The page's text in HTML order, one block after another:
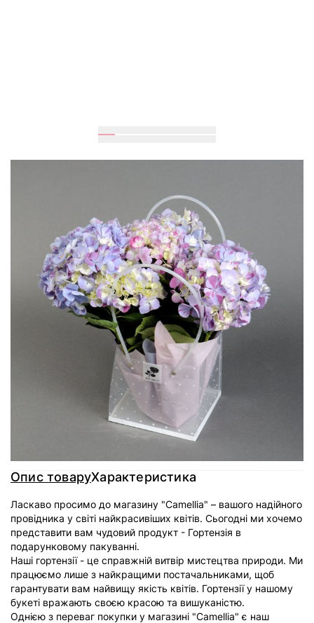
1 999 грн
Опис товаруХарактеристика
Ласкаво просимо до магазину "Camellia" – вашого надійного
провідника у світі найкрасивіших квітів. Сьогодні ми хочемо
представити вам чудовий продукт - Гортензія в
подарунковому пакуванні.
Наші гортензії - це справжній витвір мистецтва природи. Ми
працюємо лише з найкращими постачальниками, щоб
гарантувати вам найвищу якість квітів. Гортензії у нашому
букеті вражають своєю красою та вишуканістю.
Однією з переваг покупки у магазині "Camellia" є наш